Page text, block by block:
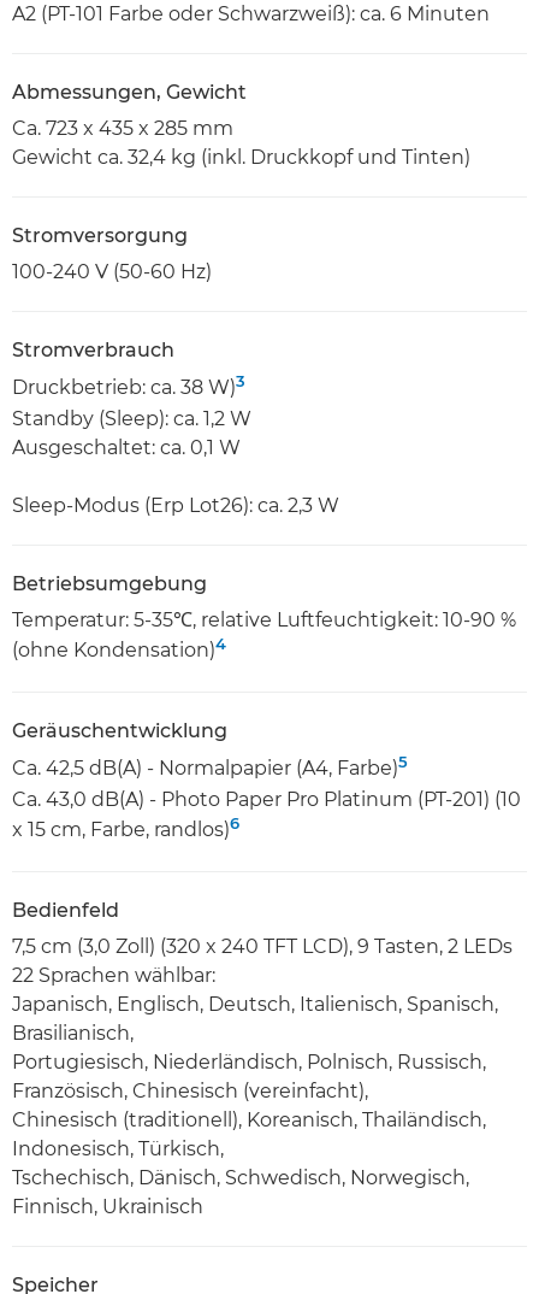
A2 (PT-101 Farbe oder Schwarzweiß): ca. 6 Minuten
Abmessungen, Gewicht
Ca. 723 x 435 x 285 mm
Gewicht ca. 32,4 kg (inkl. Druckkopf und Tinten)
Stromversorgung
100-240 V (50-60 Hz)
Stromverbrauch
Druckbetrieb: ca. 38 W)3
Standby (Sleep): ca. 1,2 W
Ausgeschaltet: ca. 0,1 W
Sleep-Modus (Erp Lot26): ca. 2,3 W
Betriebsumgebung
Temperatur: 5-35℃, relative Luftfeuchtigkeit: 10-90 %
(ohne Kondensation)4
Geräuschentwicklung
Ca. 42,5 dB(A) - Normalpapier (A4, Farbe)5
Ca. 43,0 dB(A) - Photo Paper Pro Platinum (PT-201) (10
x 15 cm, Farbe, randlos)6
Bedienfeld
7,5 cm (3,0 Zoll) (320 x 240 TFT LCD), 9 Tasten, 2 LEDs
22 Sprachen wählbar:
Japanisch, Englisch, Deutsch, Italienisch, Spanisch,
Brasilianisch,
Portugiesisch, Niederländisch, Polnisch, Russisch,
Französisch, Chinesisch (vereinfacht),
Chinesisch (traditionell), Koreanisch, Thailändisch,
Indonesisch, Türkisch,
Tschechisch, Dänisch, Schwedisch, Norwegisch,
Finnisch, Ukrainisch
Speicher